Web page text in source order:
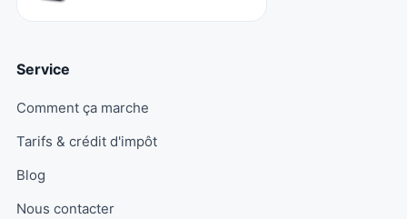
Service
Comment ça marche
Tarifs & crédit d'impôt
Blog
Nous contacter